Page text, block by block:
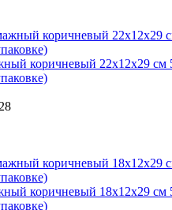
коричневый 22x12х29 см
коричневый 18x12х29 см